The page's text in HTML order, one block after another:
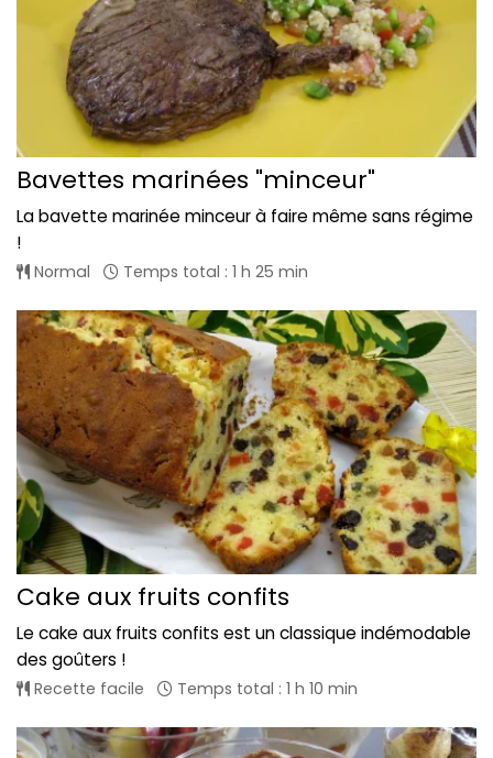
Bavettes marinées "minceur"
La bavette marinée minceur à faire même sans régime
!
Normal Temps total : 1 h 25 min
Cake aux fruits confits
Le cake aux fruits confits est un classique indémodable
des goûters !
Recette facile Temps total : 1 h 10 min